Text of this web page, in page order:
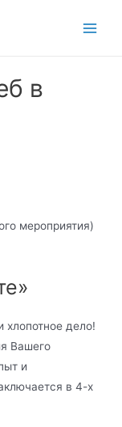
в
мероприятия)
хлопотное дело!
Вашего
и
в 4-х